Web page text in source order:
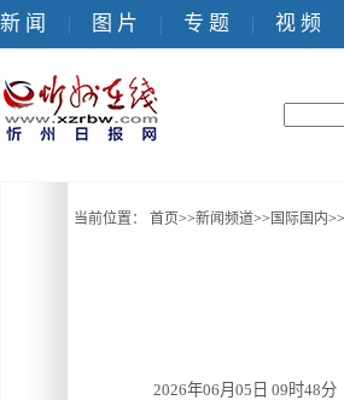
新 闻 | 图 片 | 专 题 | 视 频
当前位置： 首页>>新闻频道>> 国际国内>>
2026年06月05日 09时48分